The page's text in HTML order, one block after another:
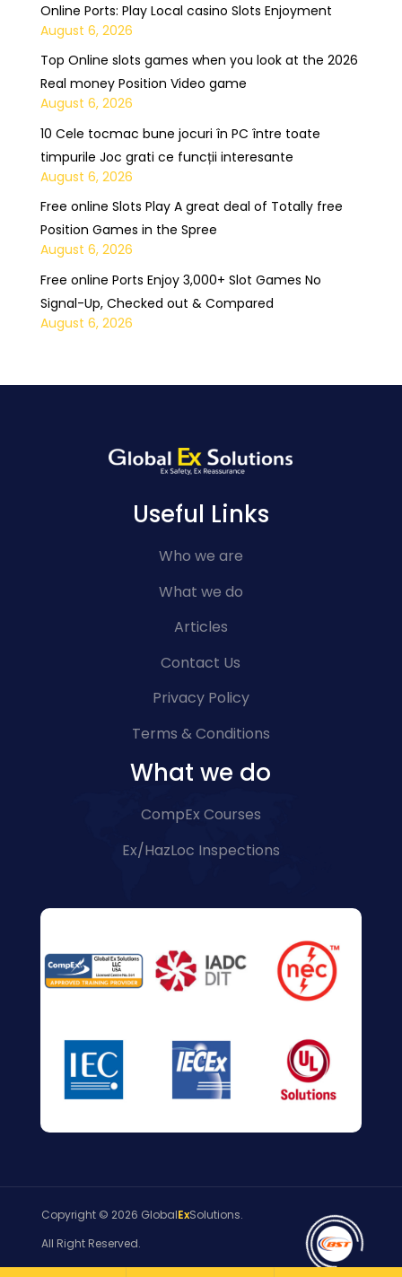
Online Ports: Play Local casino Slots Enjoyment
August 6, 2026
Top Online slots games when you look at the 2026
Real money Position Video game
August 6, 2026
10 Cele tocmac bune jocuri în PC între toate
timpurile Joc grati ce funcții interesante
August 6, 2026
Free online Slots Play A great deal of Totally free
Position Games in the Spree
August 6, 2026
Free online Ports Enjoy 3,000+ Slot Games No
Signal-Up, Checked out & Compared
August 6, 2026
Useful Links
Who we are
What we do
Articles
Contact Us
Privacy Policy
Terms & Conditions
What we do
CompEx Courses
Ex/HazLoc Inspections
Copyright © 2026 GlobalExSolutions.
All Right Reserved.
Website Design by